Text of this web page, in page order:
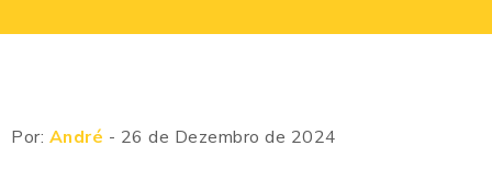
Por: André - 26 de Dezembro de 2024